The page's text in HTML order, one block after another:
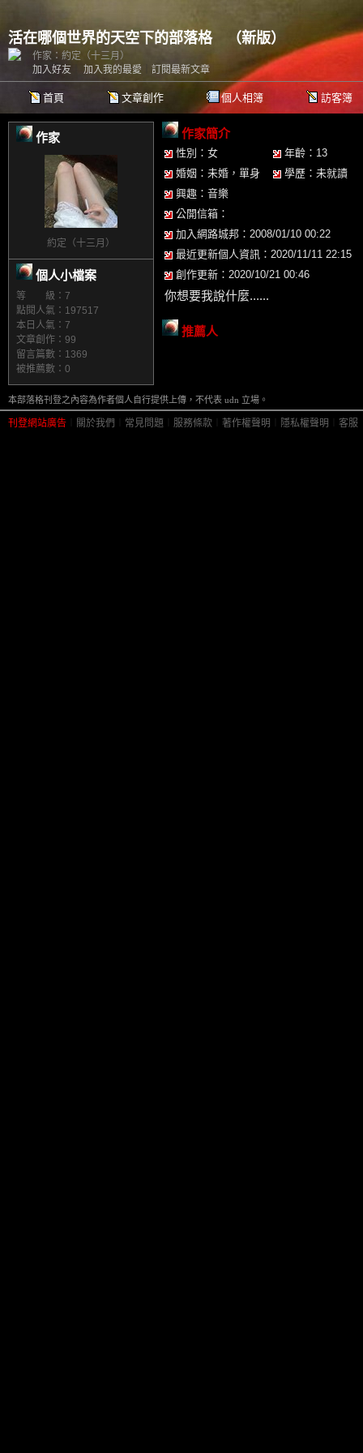
活在哪個世界的天空下的部落格（新版）
首頁 文章創作 個人相簿 訪客簿
加入好友 加入我的最愛 訂閱最新文章
作家：約定（十三月）
作家
約定（十三月）
個人小檔案
等 級：7
點閱人氣：197517
本日人氣：7
文章創作：99
留言篇數：1369
被推薦數： 0
作家簡介
性別：女
年齡：13
婚姻：未婚，單身
學歷：未就讀
興趣：音樂
公開信箱：
加入網路城邦：2008/01/10 00:22
最近更新個人資訊：2020/11/11 22:15
創作更新：2020/10/21 00:46
你想要我說什麼......
推薦人
本部落格刊登之內容為作者個人自行提供上傳，不代表 udn 立場。
刊登網站廣告 關於我們 常見問題 服務條款 著作權聲明 隱私權聲明 客服